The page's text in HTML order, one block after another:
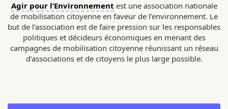
Agir pour l’Environnement est une association nationale
de mobilisation citoyenne en faveur de l’environnement. Le
but de l’association est de faire pression sur les responsables
politiques et décideurs économiques en menant des
campagnes de mobilisation citoyenne réunissant un réseau
d’associations et de citoyens le plus large possible.